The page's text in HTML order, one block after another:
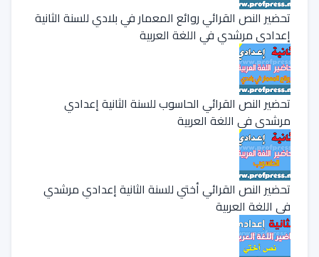
تحضير النص القرائي روائع المعمار في بلادي للسنة الثانية
إعدادي مرشدي في اللغة العربية
تحضير النص القرائي الحاسوب للسنة الثانية إعدادي
مرشدي في اللغة العربية
تحضير النص القرائي أختي للسنة الثانية إعدادي مرشدي
في اللغة العربية